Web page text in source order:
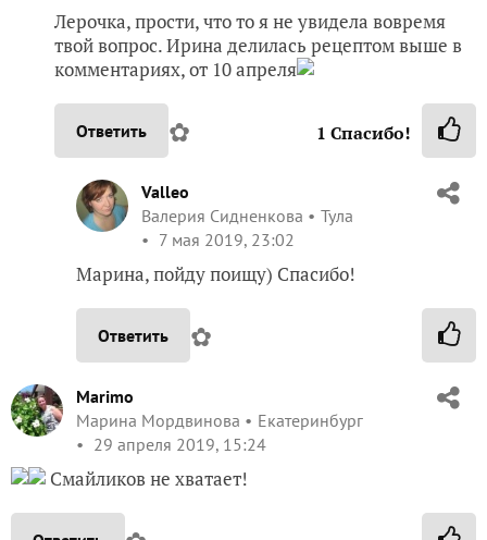
Лерочка, прости, что то я не увидела вовремя
твой вопрос. Ирина делилась рецептом выше в
комментариях, от 10 апреля
Ответить ✿ 1 Спасибо!
Valleo
Валерия Сидненкова
Тула
7 мая 2019, 23:02
Марина, пойду поищу) Спасибо!
Ответить ✿
Marimo
Марина Мордвинова
Екатеринбург
29 апреля 2019, 15:24
Смайликов не хватает!